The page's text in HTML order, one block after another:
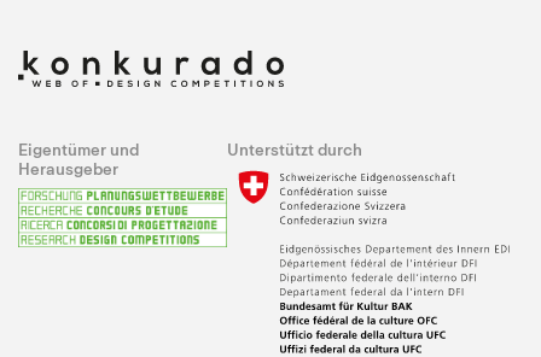
Eigentümer und
Herausgeber
Unterstützt durch